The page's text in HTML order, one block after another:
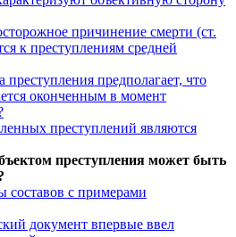
причинение смерти (ст.
к преступлениям средней
преступления предполагает, что
оконченным в момент
преступлений являются
преступления может быть
составов с примерами
документ впервые ввел